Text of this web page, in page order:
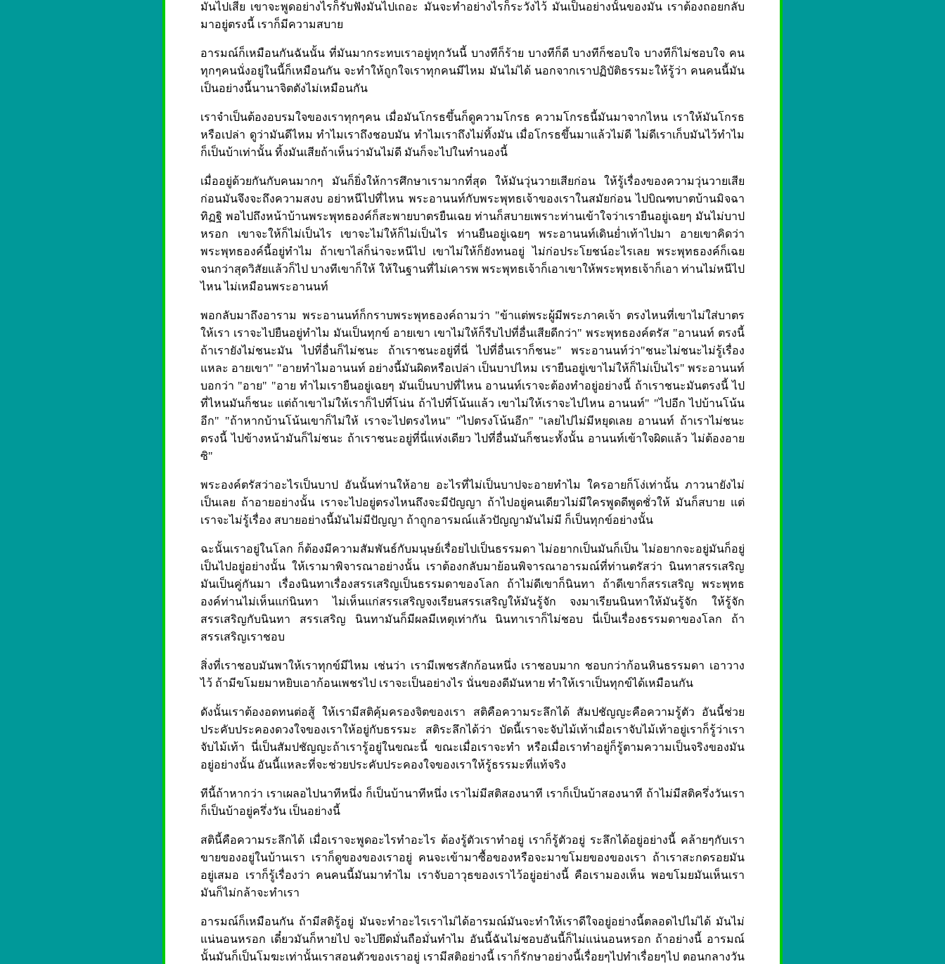
มันไปเสีย เขาจะพูดอย่างไรก็รับฟังมันไปเถอะ มันจะทำอย่างไรก็ระวังไว้ มันเป็นอย่างนั้นของมัน เราต้องถอยกลับ
มาอยู่ตรงนี้ เราก็มีความสบาย
อารมณ์ก็เหมือนกันฉันนั้น ที่มันมากระทบเราอยู่ทุกวันนี้ บางทีก็ร้าย บางทีก็ดี บางทีก็ชอบใจ บางทีก็ไม่ชอบใจ คน
ทุกๆคนนั่งอยู่ในนี้ก็เหมือนกัน จะทำให้ถูกใจเราทุกคนมีไหม มันไม่ได้ นอกจากเราปฏิบัติธรรมะให้รู้ว่า คนคนนี้มัน
เป็นอย่างนี้นานาจิตตังไม่เหมือนกัน
เราจำเป็นต้องอบรมใจของเราทุกๆคน เมื่อมันโกรธขึ้นก็ดูความโกรธ ความโกรธนี้มันมาจากไหน เราให้มันโกรธ
หรือเปล่า ดูว่ามันดีไหม ทำไมเราถึงชอบมัน ทำไมเราถึงไม่ทิ้งมัน เมื่อโกรธขึ้นมาแล้วไม่ดี ไม่ดีเราเก็บมันไว้ทำไม
ก็เป็นบ้าเท่านั้น ทิ้งมันเสียถ้าเห็นว่ามันไม่ดี มันก็จะไปในทำนองนี้
เมื่ออยู่ด้วยกันกับคนมากๆ มันก็ยิ่งให้การศึกษาเรามากที่สุด ให้มันวุ่นวายเสียก่อน ให้รู้เรื่องของความวุ่นวายเสีย
ก่อนมันจึงจะถึงความสงบ อย่าหนีไปที่ไหน พระอานนท์กับพระพุทธเจ้าของเราในสมัยก่อน ไปบิณฑบาตบ้านมิจฉา
ทิฏฐิ พอไปถึงหน้าบ้านพระพุทธองค์ก็สะพายบาตรยืนเฉย ท่านก็สบายเพราะท่านเข้าใจว่าเรายืนอยู่เฉยๆ มันไม่บาป
หรอก เขาจะให้ก็ไม่เป็นไร เขาจะไม่ให้ก็ไม่เป็นไร ท่านยืนอยู่เฉยๆ พระอานนท์เดินย่ำเท้าไปมา อายเขาคิดว่า
พระพุทธองค์นี้อยู่ทำไม ถ้าเขาไล่ก็น่าจะหนีไป เขาไม่ให้ก็ยังทนอยู่ ไม่ก่อประโยชน์อะไรเลย พระพุทธองค์ก็เฉย
จนกว่าสุดวิสัยแล้วก็ไป บางทีเขาก็ให้ ให้ในฐานที่ไม่เคารพ พระพุทธเจ้าก็เอาเขาให้พระพุทธเจ้าก็เอา ท่านไม่หนีไป
ไหน ไม่เหมือนพระอานนท์
พอกลับมาถึงอาราม พระอานนท์ก็กราบพระพุทธองค์ถามว่า "ข้าแต่พระผู้มีพระภาคเจ้า ตรงไหนที่เขาไม่ใส่บาตร
ให้เรา เราจะไปยืนอยู่ทำไม มันเป็นทุกข์ อายเขา เขาไม่ให้ก็รีบไปที่อื่นเสียดีกว่า" พระพุทธองค์ตรัส "อานนท์ ตรงนี้
ถ้าเรายังไม่ชนะมัน ไปที่อื่นก็ไม่ชนะ ถ้าเราชนะอยู่ที่นี่ ไปที่อื่นเราก็ชนะ" พระอานนท์ว่า"ชนะไม่ชนะไม่รู้เรื่อง
แหละ อายเขา" "อายทำไมอานนท์ อย่างนี้มันผิดหรือเปล่า เป็นบาปไหม เรายืนอยู่เขาไม่ให้ก็ไม่เป็นไร" พระอานนท์
บอกว่า "อาย" "อาย ทำไมเรายืนอยู่เฉยๆ มันเป็นบาปที่ไหน อานนท์เราจะต้องทำอยู่อย่างนี้ ถ้าเราชนะมันตรงนี้ ไป
ที่ไหนมันก็ชนะ แต่ถ้าเขาไม่ให้เราก็ไปที่โน่น ถ้าไปที่โน้นแล้ว เขาไม่ให้เราจะไปไหน อานนท์" "ไปอีก ไปบ้านโน้น
อีก" "ถ้าหากบ้านโน้นเขาก็ไม่ให้ เราจะไปตรงไหน" "ไปตรงโน้นอีก" "เลยไปไม่มีหยุดเลย อานนท์ ถ้าเราไม่ชนะ
ตรงนี้ ไปข้างหน้ามันก็ไม่ชนะ ถ้าเราชนะอยู่ที่นี่แห่งเดียว ไปที่อื่นมันก็ชนะทั้งนั้น อานนท์เข้าใจผิดแล้ว ไม่ต้องอาย
ซิ"
พระองค์ตรัสว่าอะไรเป็นบาป อันนั้นท่านให้อาย อะไรที่ไม่เป็นบาปจะอายทำไม ใครอายก็โง่เท่านั้น ภาวนายังไม่
เป็นเลย ถ้าอายอย่างนั้น เราจะไปอยู่ตรงไหนถึงจะมีปัญญา ถ้าไปอยู่คนเดียวไม่มีใครพูดดีพูดชั่วให้ มันก็สบาย แต่
เราจะไม่รู้เรื่อง สบายอย่างนี้มันไม่มีปัญญา ถ้าถูกอารมณ์แล้วปัญญามันไม่มี ก็เป็นทุกข์อย่างนั้น
ฉะนั้นเราอยู่ในโลก ก็ต้องมีความสัมพันธ์กับมนุษย์เรื่อยไปเป็นธรรมดา ไม่อยากเป็นมันก็เป็น ไม่อยากจะอยู่มันก็อยู่
เป็นไปอยู่อย่างนั้น ให้เรามาพิจารณาอย่างนั้น เราต้องกลับมาย้อนพิจารณาอารมณ์ที่ท่านตรัสว่า นินทาสรรเสริญ
มันเป็นคู่กันมา เรื่องนินทาเรื่องสรรเสริญเป็นธรรมดาของโลก ถ้าไม่ดีเขาก็นินทา ถ้าดีเขาก็สรรเสริญ พระพุทธ
องค์ท่านไม่เห็นแก่นินทา ไม่เห็นแก่สรรเสริญจงเรียนสรรเสริญให้มันรู้จัก จงมาเรียนนินทาให้มันรู้จัก ให้รู้จัก
สรรเสริญกับนินทา สรรเสริญ นินทามันก็มีผลมีเหตุเท่ากัน นินทาเราก็ไม่ชอบ นี่เป็นเรื่องธรรมดาของโลก ถ้า
สรรเสริญเราชอบ
สิ่งที่เราชอบมันพาให้เราทุกข์มีไหม เช่นว่า เรามีเพชรสักก้อนหนึ่ง เราชอบมาก ชอบกว่าก้อนหินธรรมดา เอาวาง
ไว้ ถ้ามีขโมยมาหยิบเอาก้อนเพชรไป เราจะเป็นอย่างไร นั่นของดีมันหาย ทำให้เราเป็นทุกข์ได้เหมือนกัน
ดังนั้นเราต้องอดทนต่อสู้ ให้เรามีสติคุ้มครองจิตของเรา สติคือความระลึกได้ สัมปชัญญะคือความรู้ตัว อันนี้ช่วย
ประคับประคองดวงใจของเราให้อยู่กับธรรมะ สติระลึกได้ว่า บัดนี้เราจะจับไม้เท้าเมื่อเราจับไม้เท้าอยู่เราก็รู้ว่าเรา
จับไม้เท้า นี่เป็นสัมปชัญญะถ้าเรารู้อยู่ในขณะนี้ ขณะเมื่อเราจะทำ หรือเมื่อเราทำอยู่ก็รู้ตามความเป็นจริงของมัน
อยู่อย่างนั้น อันนี้แหละที่จะช่วยประคับประคองใจของเราให้รู้ธรรมะที่แท้จริง
ทีนี้ถ้าหากว่า เราเผลอไปนาทีหนึ่ง ก็เป็นบ้านาทีหนึ่ง เราไม่มีสติสองนาที เราก็เป็นบ้าสองนาที ถ้าไม่มีสติครึ่งวันเรา
ก็เป็นบ้าอยู่ครึ่งวัน เป็นอย่างนี้
สตินี้คือความระลึกได้ เมื่อเราจะพูดอะไรทำอะไร ต้องรู้ตัวเราทำอยู่ เราก็รู้ตัวอยู่ ระลึกได้อยู่อย่างนี้ คล้ายๆกับเรา
ขายของอยู่ในบ้านเรา เราก็ดูของของเราอยู่ คนจะเข้ามาซื้อของหรือจะมาขโมยของของเรา ถ้าเราสะกดรอยมัน
อยู่เสมอ เราก็รู้เรื่องว่า คนคนนี้มันมาทำไม เราจับอาวุธของเราไว้อยู่อย่างนี้ คือเรามองเห็น พอขโมยมันเห็นเรา
มันก็ไม่กล้าจะทำเรา
อารมณ์ก็เหมือนกัน ถ้ามีสติรู้อยู่ มันจะทำอะไรเราไม่ได้อารมณ์มันจะทำให้เราดีใจอยู่อย่างนี้ตลอดไปไม่ได้ มันไม่
แน่นอนหรอก เดี๋ยวมันก็หายไป จะไปยึดมั่นถือมั่นทำไม อันนี้ฉันไม่ชอบอันนี้ก็ไม่แน่นอนหรอก ถ้าอย่างนี้ อารมณ์
นั้นมันก็เป็นโมฆะเท่านั้นเราสอนตัวของเราอยู่ เรามีสติอย่างนี้ เราก็รักษาอย่างนี้เรื่อยๆไปทำเรื่อยๆไป ตอนกลางวัน